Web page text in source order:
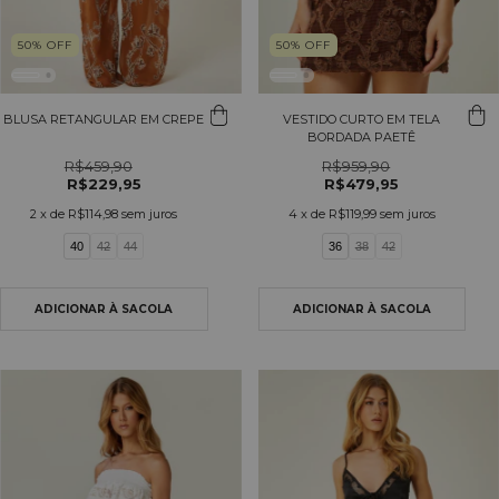
50% OFF
BLUSA RETANGULAR EM CREPE
R$459,90
R$229,95
2 x de R$114,98 sem juros
40 42 44
50% OFF
VESTIDO CURTO EM TELA
BORDADA PAETÊ
R$959,90
R$479,95
4 x de R$119,99 sem juros
36 38 42